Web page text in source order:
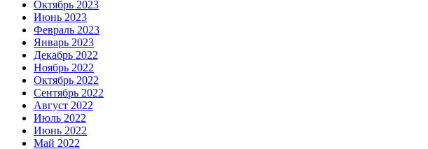
Октябрь 2023
Июнь 2023
Февраль 2023
Январь 2023
Декабрь 2022
Ноябрь 2022
Октябрь 2022
Сентябрь 2022
Август 2022
Июль 2022
Июнь 2022
Май 2022